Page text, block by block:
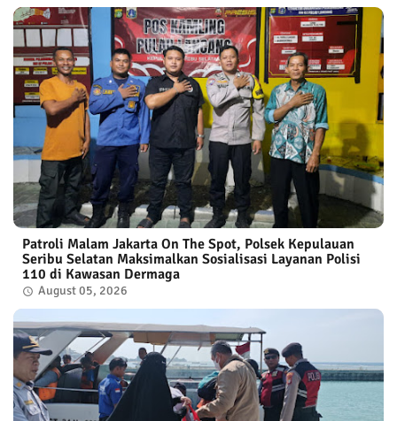
Patroli Malam Jakarta On The Spot, Polsek Kepulauan
Seribu Selatan Maksimalkan Sosialisasi Layanan Polisi
110 di Kawasan Dermaga
August 05, 2026